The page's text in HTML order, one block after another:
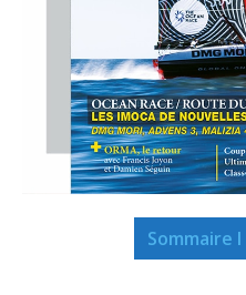
Sommaire